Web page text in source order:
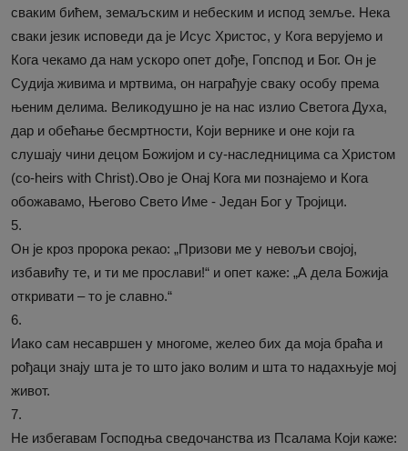
сваким бићем, земаљским и небеским и испод земље. Нека
сваки језик исповеди да је Исус Христос, у Кога верујемо и
Кога чекамо да нам ускоро опет дође, Гопспод и Бог. Он је
Судија живима и мртвима, он награђује сваку особу према
њеним делима. Великодушно је на нас излио Светога Духа,
дар и обећање бесмртности, Који вернике и оне који га
слушају чини децом Божијом и су-наследницима са Христом
(co-heirs with Christ).Ово је Онај Кога ми познајемо и Кога
обожавамо, Његово Свето Име - Један Бог у Тројици.
5.
Он је кроз пророка рекао: „Призови ме у невољи својој,
избавићу те, и ти ме прослави!“ и опет каже: „А дела Божија
откривати – то је славно.“
6.
Иако сам несавршен у многоме, желео бих да моја браћа и
рођаци знају шта је то што јако волим и шта то надахњује мој
живот.
7.
Не избегавам Господња сведочанства из Псалама Који каже: